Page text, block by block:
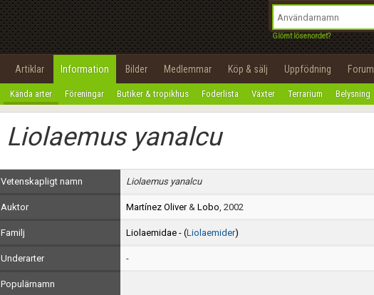
Glömt lösenordet?
Artiklar Information Bilder Medlemmar Köp & sälj Uppfödning Forum
Kända arter Föreningar Butiker & tropikhus Foderlista Växter Terrarium Belysning
Liolaemus yanalcu
Vetenskapligt namn Liolaemus yanalcu
Auktor Martínez Oliver& Lobo, 2002
Familj Liolaemidae - (Liolaemider)
Underarter -
Populärnamn
Utför
100%
OK
integritetspolicy
Namn:
Epost:
Användarnamn:
Lösenord:
Privacy Policy
Terms of Service
Begär nytt lösenord
Tillbaka till förstasidan